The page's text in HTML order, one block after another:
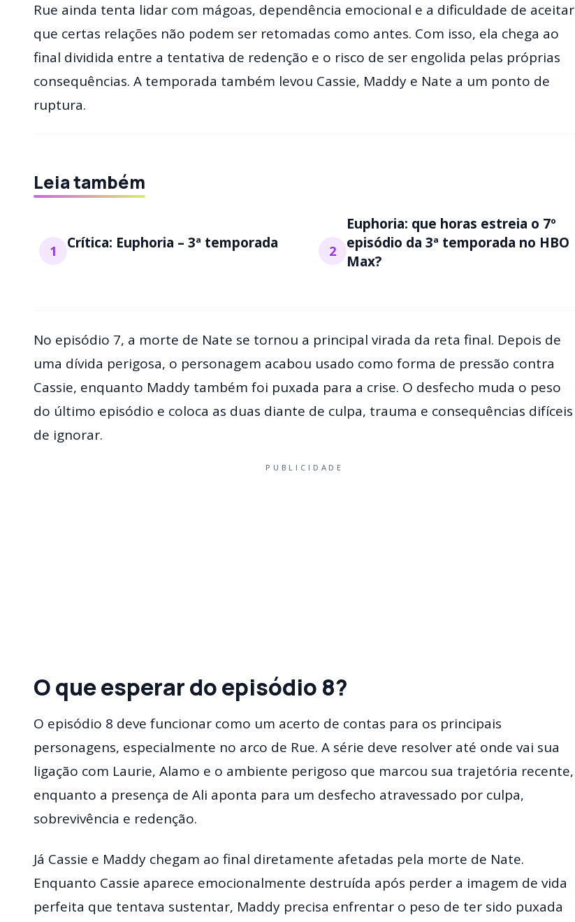
Rue ainda tenta lidar com mágoas, dependência emocional e a dificuldade de aceitar
que certas relações não podem ser retomadas como antes. Com isso, ela chega ao
final dividida entre a tentativa de redenção e o risco de ser engolida pelas próprias
consequências. A temporada também levou Cassie, Maddy e Nate a um ponto de
ruptura.
Leia também
1 Crítica: Euphoria – 3ª temporada 2
Euphoria: que horas estreia o 7º
episódio da 3ª temporada no HBO
Max?
No episódio 7, a morte de Nate se tornou a principal virada da reta final. Depois de
uma dívida perigosa, o personagem acabou usado como forma de pressão contra
Cassie, enquanto Maddy também foi puxada para a crise. O desfecho muda o peso
do último episódio e coloca as duas diante de culpa, trauma e consequências difíceis
de ignorar.
PUBLICIDADE
O que esperar do episódio 8?
O episódio 8 deve funcionar como um acerto de contas para os principais
personagens, especialmente no arco de Rue. A série deve resolver até onde vai sua
ligação com Laurie, Alamo e o ambiente perigoso que marcou sua trajetória recente,
enquanto a presença de Ali aponta para um desfecho atravessado por culpa,
sobrevivência e redenção.
Já Cassie e Maddy chegam ao final diretamente afetadas pela morte de Nate.
Enquanto Cassie aparece emocionalmente destruída após perder a imagem de vida
perfeita que tentava sustentar, Maddy precisa enfrentar o peso de ter sido puxada